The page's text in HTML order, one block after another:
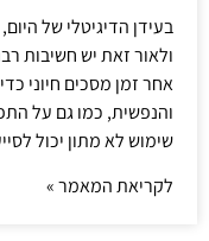
בעידן הדיגיטלי של
ולאור זאת יש חשיבות
אחר זמן מסכים חיוני
והנפשית, כמו גם על
שימוש לא מתון יכול
לקריאת המאמר »